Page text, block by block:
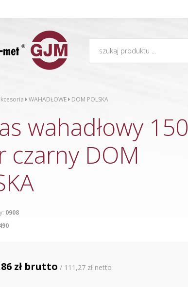
WAHADŁOWE DOM POLSKA
wahadłowy 150
czarny DOM
0908
zł brutto / 111,27 zł netto